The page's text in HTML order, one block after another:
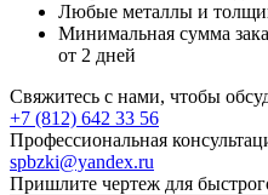
Любые металлы и
Минимальная сумма
от 2 дней
Свяжитесь с нами, чтобы
+7 (812) 642 33 56
Профессиональная
spbzki@yandex.ru
Пришлите чертеж для